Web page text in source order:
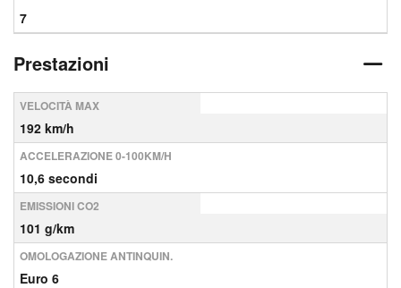
7
Prestazioni
VELOCITÀ MAX
192 km/h
ACCELERAZIONE 0-100KM/H
10,6 secondi
EMISSIONI CO2
101 g/km
OMOLOGAZIONE ANTINQUIN.
Euro 6